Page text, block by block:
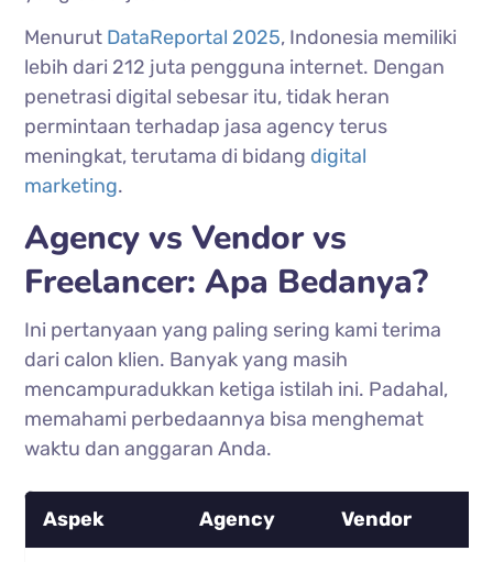
Menurut DataReportal 2025, Indonesia memiliki
lebih dari 212 juta pengguna internet. Dengan
penetrasi digital sebesar itu, tidak heran
permintaan terhadap jasa agency terus
meningkat, terutama di bidang digital
marketing.
Agency vs Vendor vs
Freelancer: Apa Bedanya?
Ini pertanyaan yang paling sering kami terima
dari calon klien. Banyak yang masih
mencampuradukkan ketiga istilah ini. Padahal,
memahami perbedaannya bisa menghemat
waktu dan anggaran Anda.
Aspek Agency Vendor